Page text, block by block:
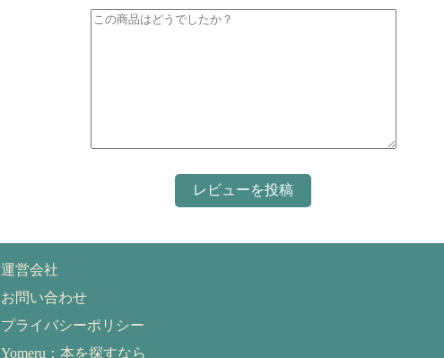
運営会社
お問い合わせ
プライバシーポリシー
Yomeru：本を探すなら